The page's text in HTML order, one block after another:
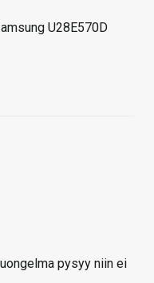
U28E570D
pysyy niin ei